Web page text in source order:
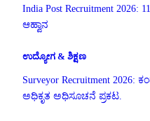
India Post Recruitment 2026:
ಆಹ್ವಾನ
ಉದ್ಯೋಗ & ಶಿಕ್ಷಣ
Surveyor Recruitment
ಅಧಿಕೃತ ಅಧಿಸೂಚನೆ ಪ್ರಕಟ.